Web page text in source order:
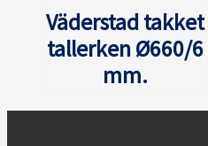
Väderstad takket
tallerken Ø660/6
mm.